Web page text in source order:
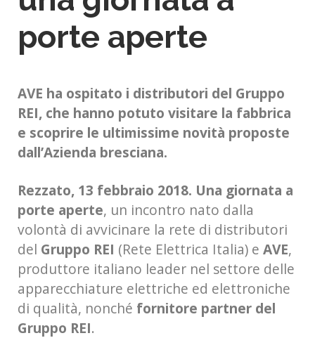
porte aperte
AVE ha ospitato i distributori del Gruppo
REI, che hanno potuto visitare la fabbrica
e scoprire le ultimissime novità proposte
dall’Azienda bresciana.
Rezzato, 13 febbraio 2018. Una giornata a
porte aperte, un incontro nato dalla
volontà di avvicinare la rete di distributori
del Gruppo REI (Rete Elettrica Italia) e AVE,
produttore italiano leader nel settore delle
apparecchiature elettriche ed elettroniche
di qualità, nonché fornitore partner del
Gruppo REI.